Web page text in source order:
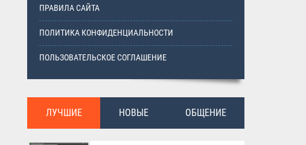
ПРАВИЛА САЙТА
ПОЛИТИКА КОНФИДЕНЦИАЛЬНОСТИ
ПОЛЬЗОВАТЕЛЬСКОЕ СОГЛАШЕНИЕ
ЛУЧШИЕ НОВЫЕ ОБЩЕНИЕ